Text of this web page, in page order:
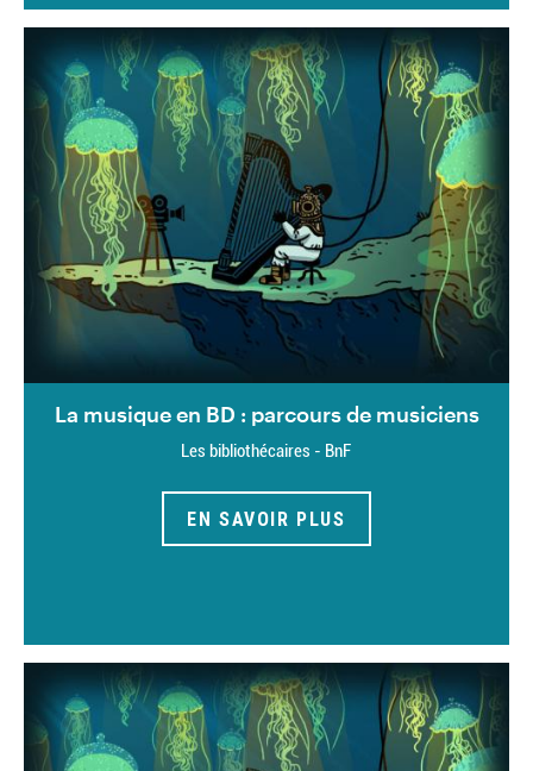
La musique en BD : parcours de musiciens
Les bibliothécaires - BnF
EN SAVOIR PLUS